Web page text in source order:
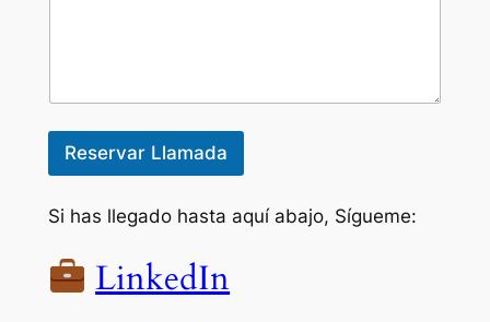
Reservar Llamada
Si has llegado hasta aquí abajo, Sígueme:
LinkedIn